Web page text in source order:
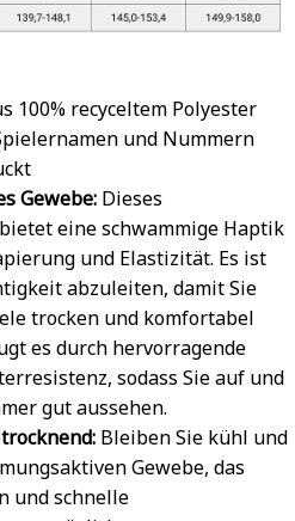
100% recyceltem Polyester
und Nummern
Gewebe: Dieses
eine schwammige Haptik
und Elastizität. Es ist
abzuleiten, damit Sie
trocken und komfortabel
es durch hervorragende
sodass Sie auf und
gut aussehen.
Bleiben Sie kühl und
Gewebe, das
und schnelle